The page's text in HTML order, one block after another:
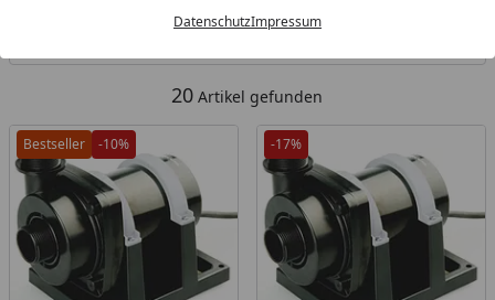
DatenschutzImpressum
20 Artikel gefunden
Bestseller -10% -17%